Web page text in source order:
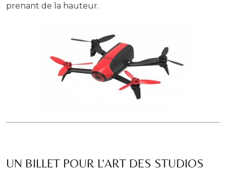
prenant de la hauteur.
UN BILLET POUR L’ART DES STUDIOS